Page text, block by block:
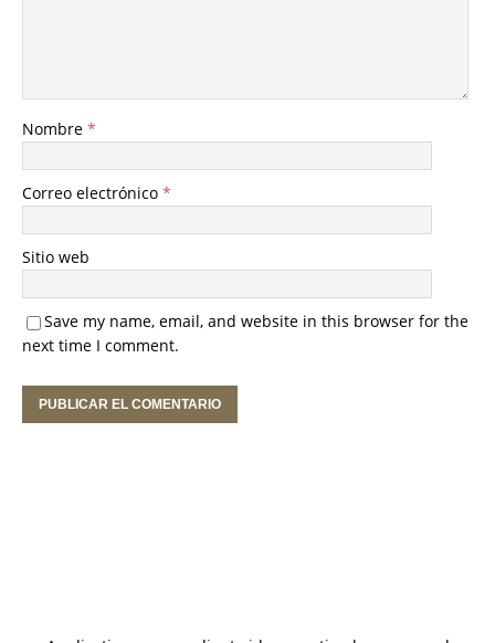
Nombre *
Correo electrónico *
Sitio web
Save my name, email, and website in this browser for the
next time I comment.